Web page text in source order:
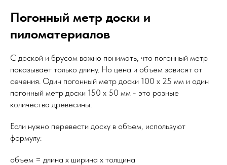
Погонный метр доски и
пиломатериалов
С доской и брусом важно понимать, что погонный метр
показывает только длину. Но цена и объем зависят от
сечения. Один погонный метр доски 100 x 25 мм и один
погонный метр доски 150 x 50 мм - это разные
количества древесины.
Если нужно перевести доску в объем, используют
формулу:
объем = длина x ширина x толщина